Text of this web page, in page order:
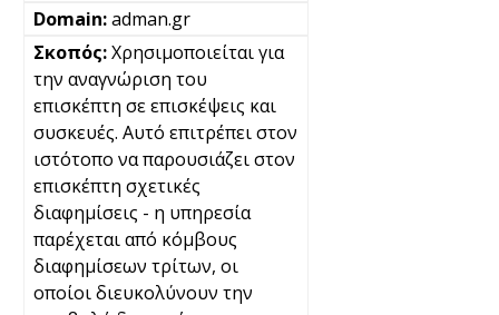
adman.gr
Χρησιμοποιείται για
την αναγνώριση του
επισκέπτη σε επισκέψεις και
συσκευές. Αυτό επιτρέπει στον
ιστότοπο να παρουσιάζει στον
επισκέπτη σχετικές
διαφημίσεις - η υπηρεσία
παρέχεται από κόμβους
διαφημίσεων τρίτων, οι
οποίοι διευκολύνουν την